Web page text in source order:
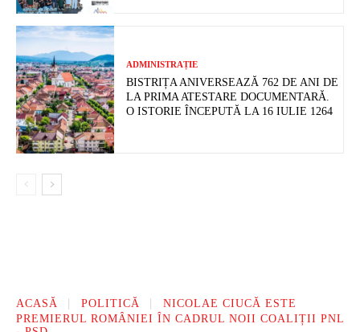
ADMINISTRAȚIE
BISTRIȚA ANIVERSEAZĂ 762 DE ANI DE
LA PRIMA ATESTARE DOCUMENTARĂ.
O ISTORIE ÎNCEPUTĂ LA 16 IULIE 1264